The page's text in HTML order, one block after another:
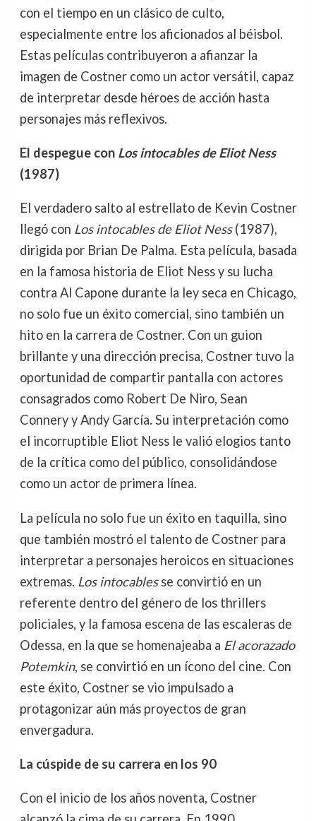
con el tiempo en un clásico de culto,
especialmente entre los aficionados al béisbol.
Estas películas contribuyeron a afianzar la
imagen de Costner como un actor versátil, capaz
de interpretar desde héroes de acción hasta
personajes más reflexivos.
El despegue con Los intocables de Eliot Ness
(1987)
El verdadero salto al estrellato de Kevin Costner
llegó con Los intocables de Eliot Ness(1987),
dirigida por Brian De Palma. Esta película, basada
en la famosa historia de Eliot Ness y su lucha
contra Al Capone durante la ley seca en Chicago,
no solo fue un éxito comercial, sino también un
hito en la carrera de Costner. Con un guion
brillante y una dirección precisa, Costner tuvo la
oportunidad de compartir pantalla con actores
consagrados como Robert De Niro, Sean
Connery y Andy García. Su interpretación como
el incorruptible Eliot Ness le valió elogios tanto
de la crítica como del público, consolidándose
como un actor de primera línea.
La película no solo fue un éxito en taquilla, sino
que también mostró el talento de Costner para
interpretar a personajes heroicos en situaciones
extremas. Los intocablesse convirtió en un
referente dentro del género de los thrillers
policiales, y la famosa escena de las escaleras de
Odessa, en la que se homenajeaba a El acorazado
Potemkin, se convirtió en un ícono del cine. Con
este éxito, Costner se vio impulsado a
protagonizar aún más proyectos de gran
envergadura.
La cúspide de su carrera en los 90
Con el inicio de los años noventa, Costner